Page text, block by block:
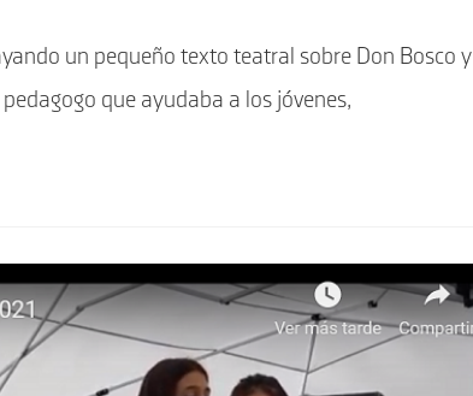
un pequeño texto teatral sobre Don Bosco y
que ayudaba a los jóvenes,